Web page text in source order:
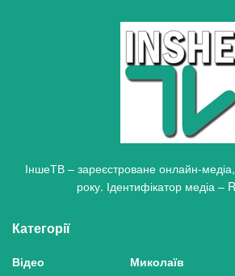
ІншеТВ – зареєстроване онлайн-
року. Ідентифікатор медіа –
Категорії
Відео
Миколаїв